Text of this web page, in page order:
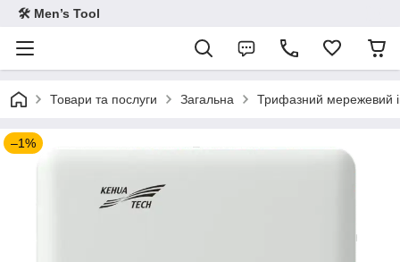
🛠 Men’s Tool
Товари та послуги Загальна Трифазний мережевий
–1%